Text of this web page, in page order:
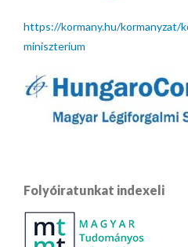
https://kormany.hu/kormanyzat/
miniszterium
Folyóiratunkat indexeli